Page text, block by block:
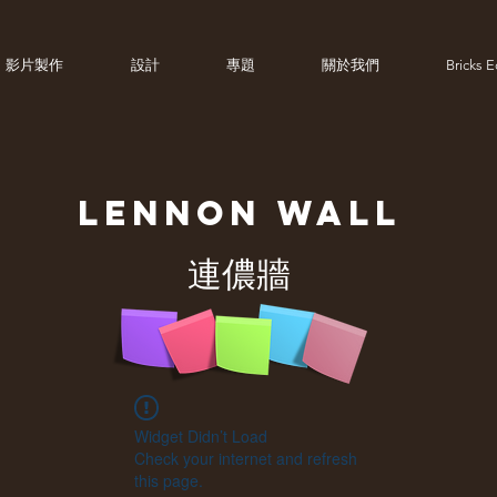
影片製作 設計 專題 關於我們 Bricks
LENNON WALL
連儂牆
Widget Didn’t Load
Check your internet and refresh
this page.